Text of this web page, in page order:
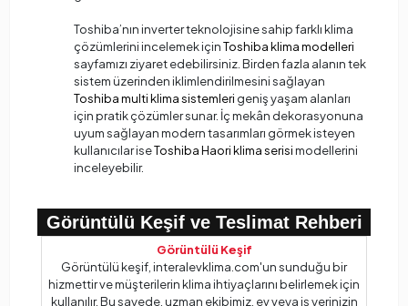
Toshiba’nın inverter teknolojisine sahip farklı klima
çözümlerini incelemek içinToshiba klima modelleri
sayfamızı ziyaret edebilirsiniz. Birden fazla alanın tek
sistem üzerinden iklimlendirilmesini sağlayan
Toshiba multi klima sistemleri geniş yaşam alanları
için pratik çözümler sunar. İç mekân dekorasyonuna
uyum sağlayan modern tasarımları görmek isteyen
kullanıcılar iseToshiba Haori klima serisimodellerini
inceleyebilir.
Görüntülü Keşif ve Teslimat Rehberi
Görüntülü Keşif
Görüntülü keşif, interalevklima.com'un sunduğu bir
hizmettir ve müşterilerin klima ihtiyaçlarını belirlemek için
kullanılır. Bu sayede, uzman ekibimiz, ev veya iş yerinizin